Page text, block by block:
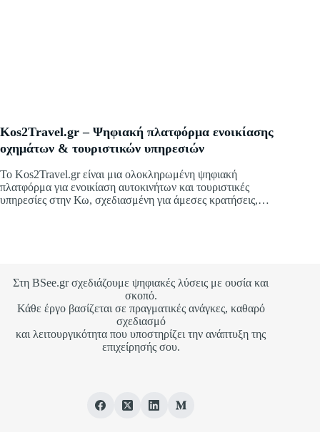
Kos2Travel.gr – Ψηφιακή πλατφόρμα ενοικίασης
οχημάτων & τουριστικών υπηρεσιών
Το Kos2Travel.gr είναι μια ολοκληρωμένη ψηφιακή
πλατφόρμα για ενοικίαση αυτοκινήτων και τουριστικές
υπηρεσίες στην Κω, σχεδιασμένη για άμεσες κρατήσεις,
Στη BSee.gr σχεδιάζουμε ψηφιακές λύσεις με ουσία και
σκοπό.
Κάθε έργο βασίζεται σε πραγματικές ανάγκες, καθαρό
σχεδιασμό
και λειτουργικότητα που υποστηρίζει την ανάπτυξη της
επιχείρησής σου.